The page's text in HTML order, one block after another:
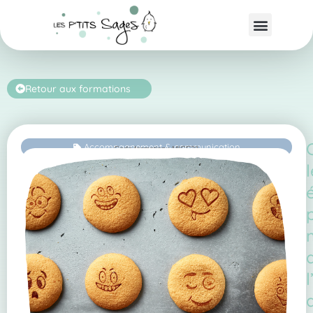
Retour aux formations
Accompagnement & communication
Code formation : MICE21